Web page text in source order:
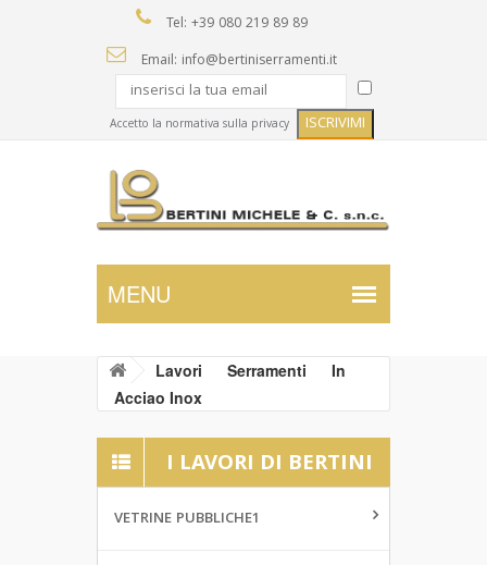
Tel: +39 080 219 89 89
Email: info@bertiniserramenti.it
Accetto la normativa sulla privacy
Lavori Serramenti
In
Acciao Inox
I LAVORI DI BERTINI
VETRINE PUBBLICHE1